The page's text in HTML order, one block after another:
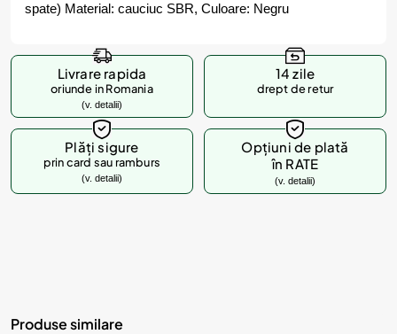
spate) Material: cauciuc SBR, Culoare: Negru
Livrare rapida
oriunde in Romania
(v. detalii)
14 zile
drept de retur
Plăți sigure
prin card sau ramburs
(v. detalii)
Opțiuni de plată
în RATE
(v. detalii)
Produse similare